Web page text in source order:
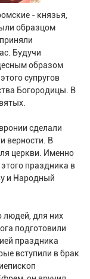
- князья,
образцом
Будучи
образом
супругов
Богородицы. В
сделали
верности. В
церкви. Именно
праздника в
и Народный
людей, для них
подготовили
праздника
вступили в брак